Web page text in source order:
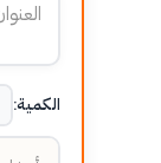
الكمية: